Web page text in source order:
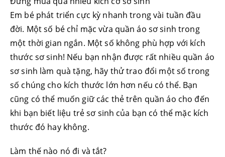
Em bé phát triển cực kỳ nhanh trong vài tuần đầu
đời. Một số bé chỉ mặc vừa quần áo sơ sinh trong
một thời gian ngắn. Một số không phù hợp với kích
thước sơ sinh! Nếu bạn nhận được rất nhiều quần áo
sơ sinh làm quà tặng, hãy thử trao đổi một số trong
số chúng cho kích thước lớn hơn nếu có thể. Bạn
cũng có thể muốn giữ các thẻ trên quần áo cho đến
khi bạn biết liệu trẻ sơ sinh của bạn có thể mặc kích
thước đó hay không.
Làm thế nào nó đi và tắt?